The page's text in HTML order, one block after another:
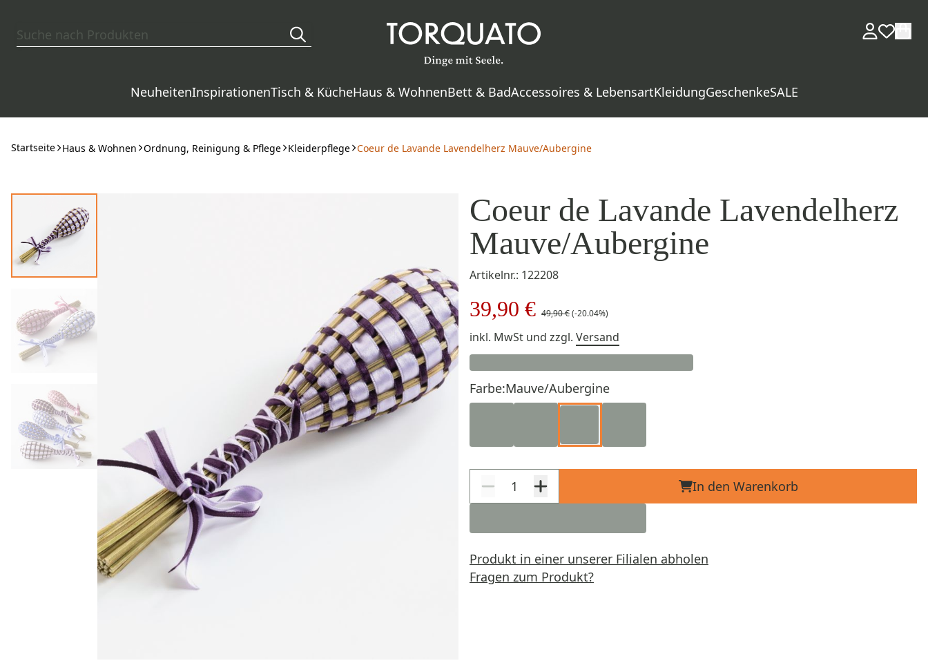
NeuheitenInspirationenTisch & KücheHaus & WohnenBett & BadAccessoires & LebensartKleidungGeschenkeSALE
Startseite Haus & Wohnen Ordnung, Reinigung & Pflege Kleiderpflege Coeur de Lavande Lavendelherz Mauve/Aubergine
Coeur de Lavande Lavendelherz
Mauve/Aubergine
Artikelnr.: 122208
39,90 € 49,90 €(-20.04%)
inkl. MwSt und zzgl. Versand
Farbe:Mauve/Aubergine
In den Warenkorb
Produkt in einer unserer Filialen abholen
Fragen zum Produkt?